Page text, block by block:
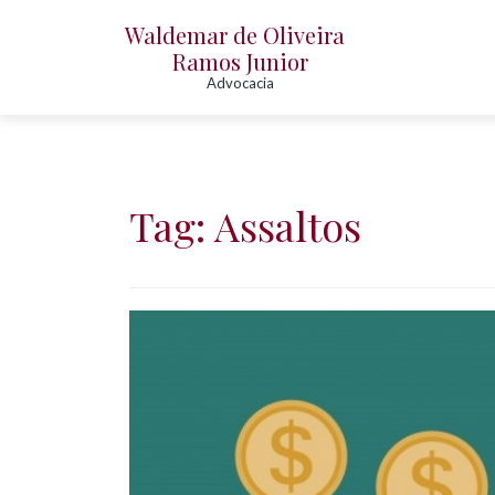
Waldemar de Oliveira
Ramos Junior
Advocacia
Tag: Assaltos